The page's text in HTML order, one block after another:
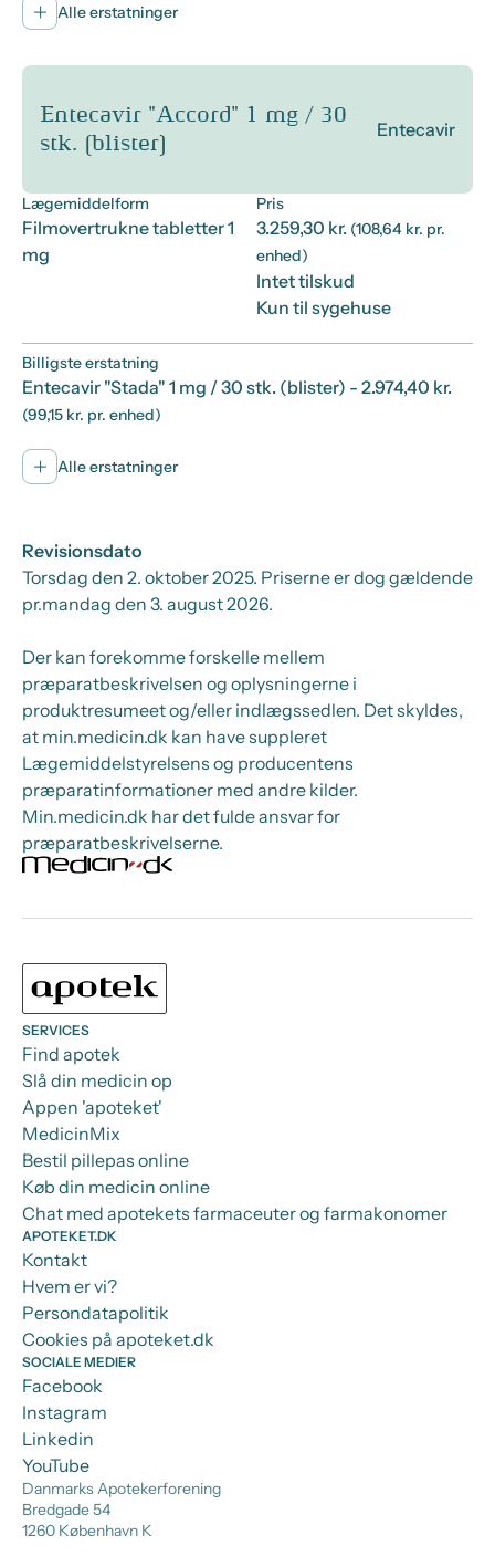
Alle erstatninger
Entecavir "Accord" 1 mg / 30
stk. (blister)
Entecavir
Lægemiddelform
Filmovertrukne tabletter 1
mg
Pris
3.259,30 kr. (108,64 kr. pr.
enhed)
Intet tilskud
Kun til sygehuse
Billigste erstatning
Entecavir "Stada" 1 mg / 30 stk. (blister) - 2.974,40 kr.
(99,15 kr. pr. enhed)
Alle erstatninger
Revisionsdato
Torsdag den 2. oktober 2025. Priserne er dog gældende
pr.mandag den 3. august 2026.
Der kan forekomme forskelle mellem
præparatbeskrivelsen og oplysningerne i
produktresumeet og/eller indlægssedlen. Det skyldes,
at min.medicin.dk kan have suppleret
Lægemiddelstyrelsens og producentens
præparatinformationer med andre kilder.
Min.medicin.dk har det fulde ansvar for
præparatbeskrivelserne.
Danmarks Apotekerforening
Bredgade 54
1260 København K
SERVICES
Find apotek
Slå din medicin op
Appen 'apoteket'
MedicinMix
Bestil pillepas online
Køb din medicin online
Chat med apotekets farmaceuter og farmakonomer
APOTEKET.DK
Kontakt
Hvem er vi?
Persondatapolitik
Cookies på apoteket.dk
SOCIALE MEDIER
Facebook
Instagram
Linkedin
YouTube